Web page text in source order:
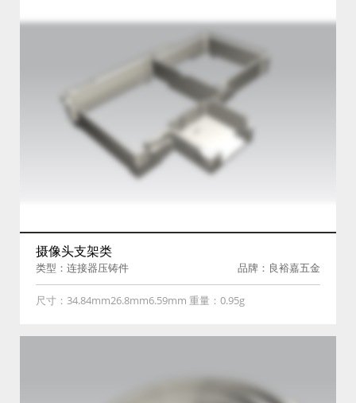
摄像头支架类
类型：连接器压铸件 品牌：良裕嘉五金
尺寸：34.84mm26.8mm6.59mm 重量：0.95g